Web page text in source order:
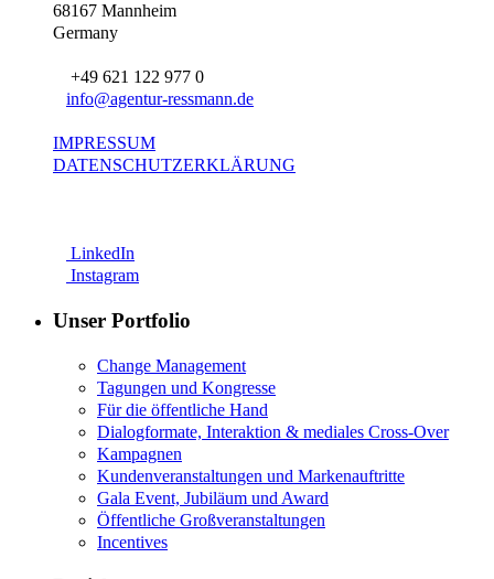
68167 Mannheim
Germany
+49 621 122 977 0
info@agentur-ressmann.de
IMPRESSUM
DATENSCHUTZERKLÄRUNG
LinkedIn
Instagram
Unser Portfolio
Change Management
Tagungen und Kongresse
Für die öffentliche Hand
Dialogformate, Interaktion & mediales Cross-Over
Kampagnen
Kundenveranstaltungen und Markenauftritte
Gala Event, Jubiläum und Award
Öffentliche Großveranstaltungen
Incentives